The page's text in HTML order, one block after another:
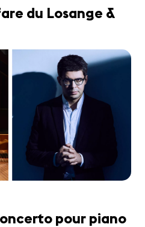
du Losange &
pour piano